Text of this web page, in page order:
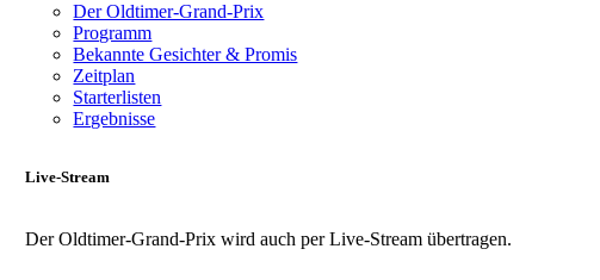
Der Oldtimer-Grand-Prix
Programm
Bekannte Gesichter & Promis
Zeitplan
Starterlisten
Ergebnisse
Live-Stream
Der Oldtimer-Grand-Prix wird auch per Live-Stream übertragen.